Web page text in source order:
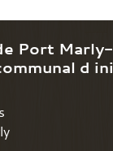
Port
d